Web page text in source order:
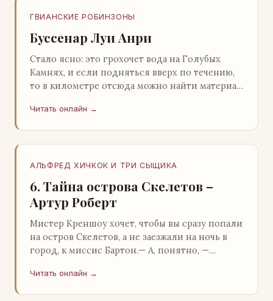
ГВИАНСКИЕ РОБИНЗОНЫ
Буссенар Луи Анри
Стало ясно: это грохочет вода на Голубых
Камнях, и если подняться вверх по течению,
то в километре отсюда можно найти материал
крас…
Читать онлайн →
АЛЬФРЕД ХИЧКОК И ТРИ СЫЩИКА
6. Тайна острова Скелетов –
Артур Роберт
Мистер Креншоу хочет, чтобы вы сразу попали
на остров Скелетов, а не заезжали на ночь в
город, к миссис Бартон.— А, понятно, —
«кризис»…
Читать онлайн →